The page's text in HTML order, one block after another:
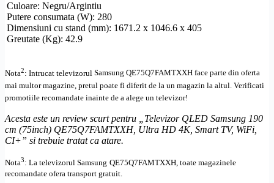
Culoare: Negru/Argintiu
Putere consumata (W): 280
Dimensiuni cu stand (mm): 1671.2 x 1046.6 x 405
Greutate (Kg): 42.9
Nota2: Intrucat televizorul Samsung QE75Q7FAMTXXH face parte din oferta
mai multor magazine, pretul poate fi diferit de la un magazin la altul . Verificati
promotiile recomandate inainte de a alege un televizor!
Acesta este un review scurt pentru „Televizor QLED Samsung 190
cm (75inch) QE75Q7FAMTXXH, Ultra HD 4K, Smart TV, WiFi,
CI+” si trebuie tratat ca atare.
Nota3: La televizorul Samsung QE75Q7FAMTXXH, toate magazinele
recomandate ofera transport gratuit.